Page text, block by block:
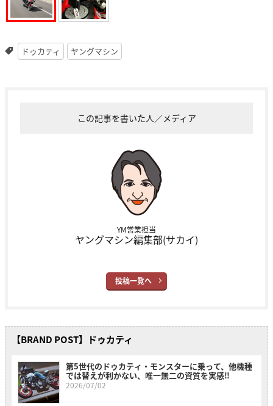
ドゥカティ ヤングマシン
この記事を書いた人／メディア
YM営業担当
ヤングマシン編集部(サカイ)
投稿一覧へ
【BRAND POST】ドゥカティ
第5世代のドゥカティ・モンスターに乗って、他機種
では替えが利かない、唯一無二の資質を実感‼
2026/07/02